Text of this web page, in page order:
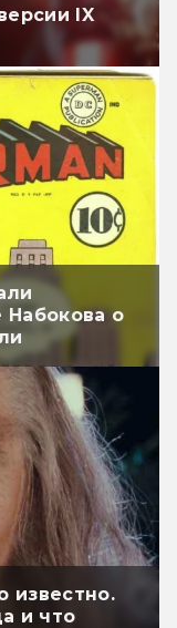
IX
Набокова о
известно.
и что